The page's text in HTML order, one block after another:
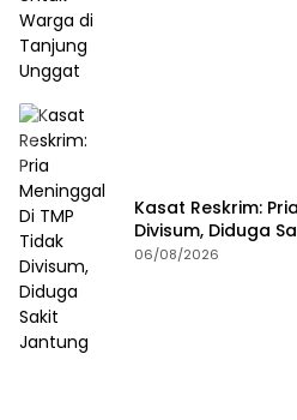
Kasat Reskrim:
Divisum, Diduga
06/08/2026